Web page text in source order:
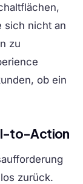
sich nicht an
zu
ob ein
to-Action
zurück.